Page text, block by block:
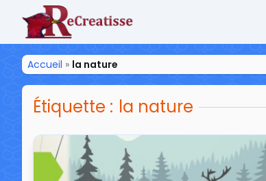
ReCreatisse
Accueil » la nature
Étiquette : la nature